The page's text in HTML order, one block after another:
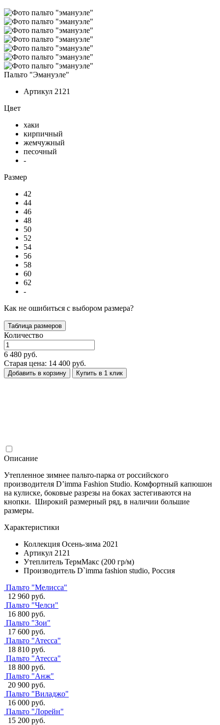
Пальто "Эмануэле"
Артикул 2121
Цвет
хаки
кирпичный
жемчужный
песочный
-
Размер
42
44
46
48
50
52
54
56
58
60
62
-
Как не ошибиться с выбором размера?
Таблица размеров
Количество
6 480 руб.
Старая цена: 14 400 руб.
Добавить в корзину Купить в 1 клик
Описание
Утепленное зимнее пальто-парка от российского
производителя D’imma Fashion Studio. Комфортный капюшон
на кулиске, боковые разрезы на боках застегиваются на
кнопки. Широкий размерный ряд, в наличии большие
размеры.
Характеристики
Коллекция Осень-зима 2021
Артикул 2121
Утеплитель ТермМакс (200 гр/м)
Производитель D`imma fashion studio, Россия
Пальто "Мелисса"
12 960 руб.
Пальто "Челси"
16 800 руб.
Пальто "Зои"
17 600 руб.
Пальто "Атесса"
18 810 руб.
Пальто "Атесса"
18 800 руб.
Пальто "Анж"
20 900 руб.
Пальто "Виладжо"
16 000 руб.
Пальто "Лорейн"
15 200 руб.